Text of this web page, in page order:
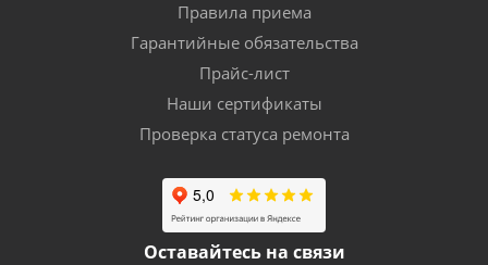
Правила приема
Гарантийные обязательства
Прайс-лист
Наши сертификаты
Проверка статуса ремонта
Оставайтесь на связи